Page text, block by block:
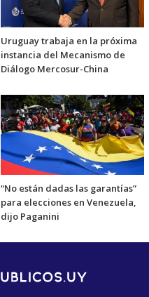
Uruguay trabaja en la próxima
instancia del Mecanismo de
Diálogo Mercosur-China
“No están dadas las garantías”
para elecciones en Venezuela,
dijo Paganini